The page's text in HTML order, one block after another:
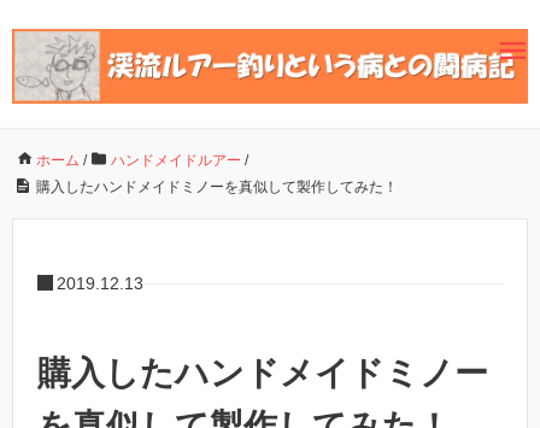
ホーム / ハンドメイドルアー /
購入したハンドメイドミノーを真似して製作してみた！
2019.12.13
購入したハンドメイドミノー